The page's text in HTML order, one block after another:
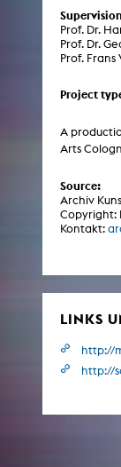
Prof. Dr.
Prof. Dr.
Prof.
Project
A
Arts
Source:
Archiv
Copyright:
Kontakt:
LINKS
http://
http://